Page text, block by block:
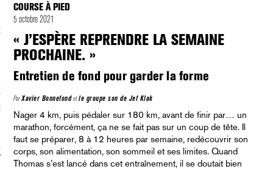
LGBTQI
AU SOLEIL
luttes sociales
VAGUES
politique et critique de la technologie
COURSE À PIED
5 octobre 2021
« J’ESPÈRE REPRENDRE LA SEMAINE
PROCHAINE. »
Entretien de fond pour garder la forme
ParXavier Bonnefondetle groupe son de Jef Klak
Nager 4 km, puis pédaler sur 180 km, avant de finir par… un
marathon, forcément, ça ne se fait pas sur un coup de tête. Il
faut se préparer, 8 à 12 heures par semaine, redécouvrir son
corps, son alimentation, son sommeil et ses limites. Quand
Thomas s’est lancé dans cet entraînement, il se doutait bien